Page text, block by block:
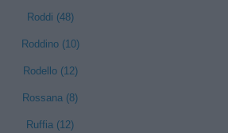
Roddi (48)
Roddino (10)
Rodello (12)
Rossana (8)
Ruffia (12)